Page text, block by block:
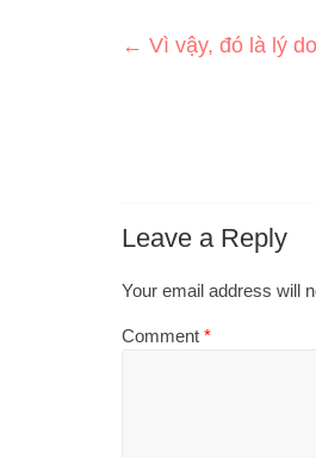
← Vì vậy, đó là lý
Leave a Reply
Your email address will
Comment *